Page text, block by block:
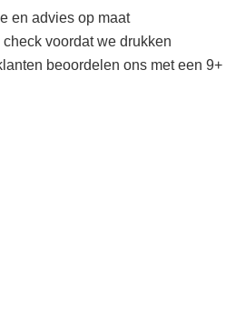
en advies op maat
check voordat we drukken
beoordelen ons met een 9+